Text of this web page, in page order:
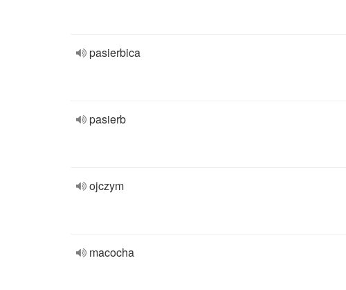
pasierbica
pasierb
ojczym
macocha